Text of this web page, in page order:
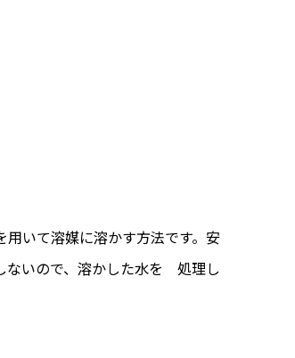
いて溶媒に溶かす方法です。安
ないので、溶かした水を 処理し